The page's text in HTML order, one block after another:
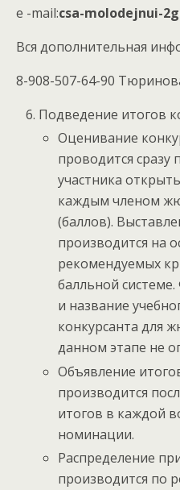
е -mail:csa-molodejnui-
Вся дополнительная
8-908-507-64-90
Подведение итогов
Оценивание
проводится сразу
участника
каждым членом
(баллов).
производится на
рекомендуемых
балльной
и название
конкурсанта для
данном этапе не
Объявление
производится
итогов в каждой
номинации.
Распределение
производится по